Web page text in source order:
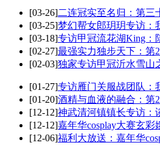
[03-26]二连冠实至名归：第三
[03-25]梦幻帮女郎玥玥专访：
[03-18]专访甲冠流花湖King：
[02-27]最强实力独步天下：第
[02-03]独家专访甲冠沂水雪山
[01-27]专访雁门关服战团队：
[01-20]酒精与血液的融合：第
[12-12]神武清河镇镇长专访：
[12-12]嘉年华cosplay大赛玄彩
[12-06]福利大放送：嘉年华